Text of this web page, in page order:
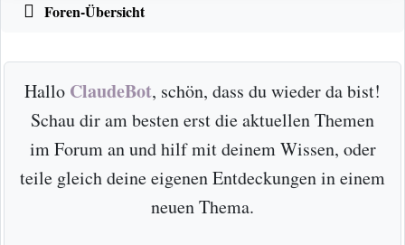
Foren-Übersicht
Hallo ClaudeBot, schön, dass du wieder da bist!
Schau dir am besten erst die aktuellen Themen
im Forum an und hilf mit deinem Wissen, oder
teile gleich deine eigenen Entdeckungen in einem
neuen Thema.